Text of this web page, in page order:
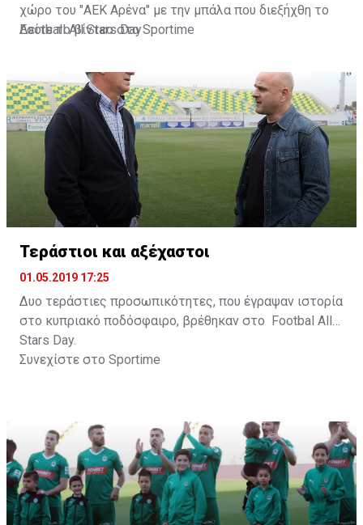
χώρο του "ΑΕΚ Αρένα" με την μπάλα που διεξήχθη το
Football All Stars Day
Δείτε το βίντεο στοSportime
Τεράστιοι και αξέχαστοι
01.05.2019 17:25
Δυο τεράστιες προσωπικότητες, που έγραψαν ιστορία
στο κυπριακό ποδόσφαιρο, βρέθηκαν στο Footbal All
Stars Day.
Συνεχίστε στο Sportime